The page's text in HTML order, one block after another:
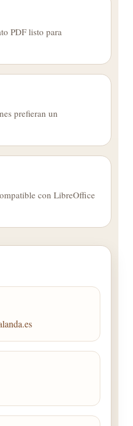
PDF listo para
prefieran un
con LibreOffice